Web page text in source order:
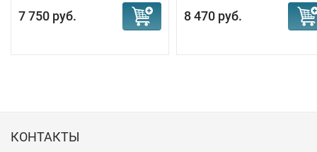
7 750 руб. 8 470 руб.
КОНТАКТЫ